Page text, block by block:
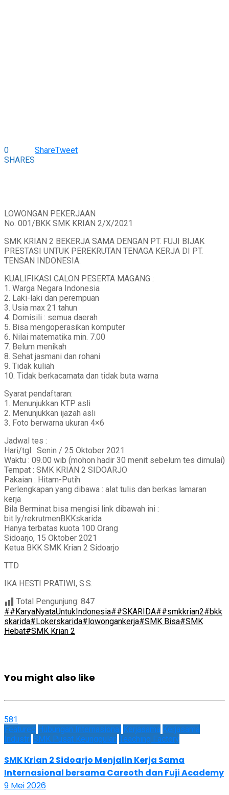
0
SHARES
ShareTweet
LOWONGAN PEKERJAAN
No. 001/BKK SMK KRIAN 2/X/2021
SMK KRIAN 2 BEKERJA SAMA DENGAN PT. FUJI BIJAK
PRESTASI UNTUK PEREKRUTAN TENAGA KERJA DI PT.
TENSAN INDONESIA.
KUALIFIKASI CALON PESERTA MAGANG :
1. Warga Negara Indonesia
2. Laki-laki dan perempuan
3. Usia max 21 tahun
4. Domisili : semua daerah
5. Bisa mengoperasikan komputer
6. Nilai matematika min. 7.00
7. Belum menikah
8. Sehat jasmani dan rohani
9. Tidak kuliah
10. Tidak berkacamata dan tidak buta warna
Syarat pendaftaran:
1. Menunjukkan KTP asli
2. Menunjukkan ijazah asli
3. Foto berwarna ukuran 4×6
Jadwal tes :
Hari/tgl : Senin / 25 Oktober 2021
Waktu : 09.00 wib (mohon hadir 30 menit sebelum tes dimulai)
Tempat : SMK KRIAN 2 SIDOARJO
Pakaian : Hitam-Putih
Perlengkapan yang dibawa : alat tulis dan berkas lamaran
kerja
Bila Berminat bisa mengisi link dibawah ini :
bit.ly/rekrutmenBKKskarida
Hanya terbatas kuota 100 Orang
Sidoarjo, 15 Oktober 2021
Ketua BKK SMK Krian 2 Sidoarjo
TTD
IKA HESTI PRATIWI, S.S.
Total Pengunjung: 847
##KaryaNyataUntukIndonesia##SKARIDA##smkkrian2#bkk
skarida#Lokerskarida#lowongankerja#SMK Bisa#SMK
Hebat#SMK Krian 2
You might also like
581
Featured Hubungan Internasional Kerjasama Kerjasama
Industri SMK Pusat Keunggulan Teaching Factory
SMK Krian 2 Sidoarjo Menjalin Kerja Sama
Internasional bersama Careoth dan Fuji Academy
9 Mei 2026